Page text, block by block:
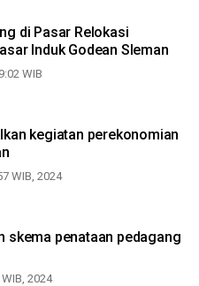
di Pasar Relokasi
Induk Godean Sleman
WIB
kegiatan perekonomian
WIB, 2024
skema penataan pedagang
2024